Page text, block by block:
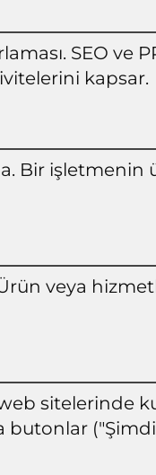
SEO ve
kapsar.
Bir işletmenin
veya
sitelerinde
("Şimdi